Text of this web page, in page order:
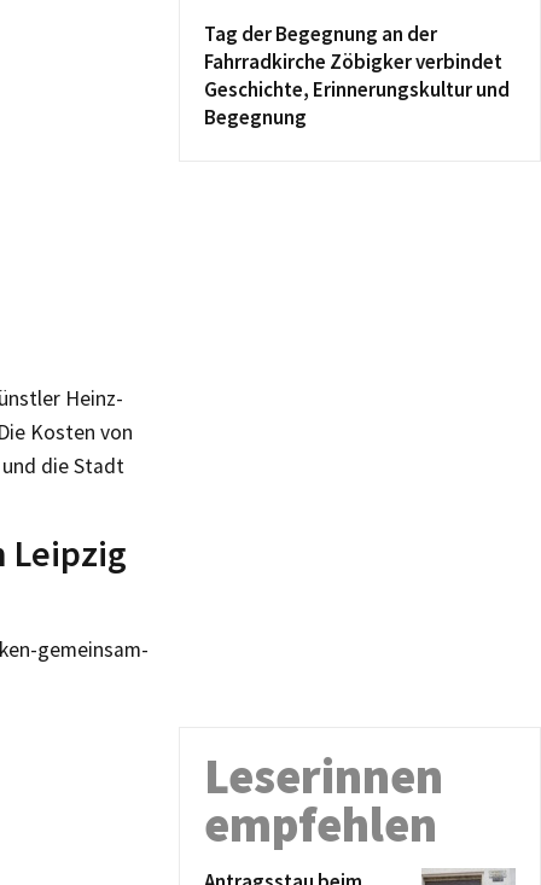
Heinz-
Kosten von
und die Stadt
Leipzig
gemeinsam-
Tag der Begegnung an der
Fahrradkirche Zöbigker verbindet
Geschichte, Erinnerungskultur und
Begegnung
Leserinnen
empfehlen